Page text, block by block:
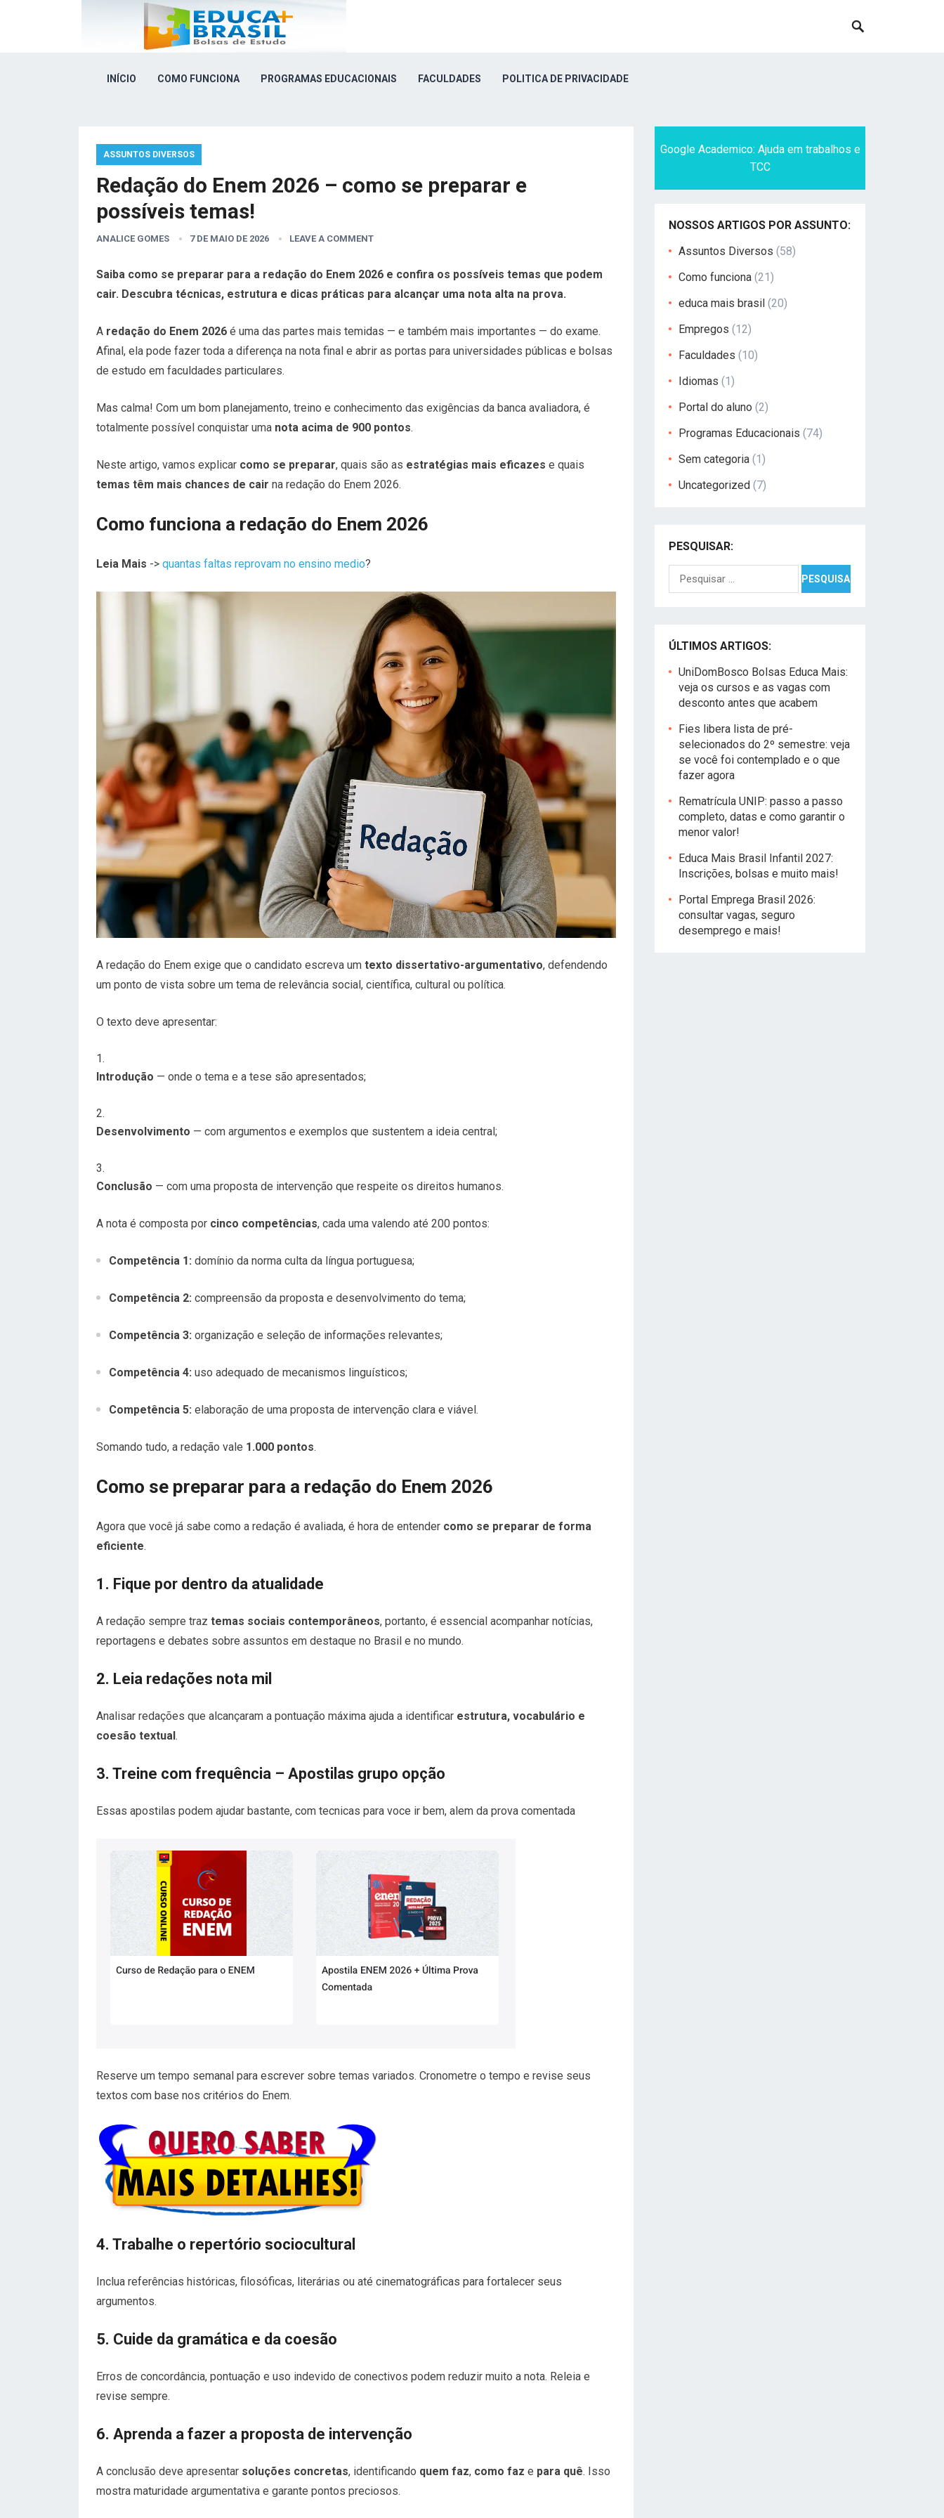
INÍCIO COMO FUNCIONA PROGRAMAS EDUCACIONAIS FACULDADES POLITICA DE PRIVACIDADE
ASSUNTOS DIVERSOS
Redação do Enem 2026 – como se preparar e
possíveis temas!
ANALICE GOMES 7 DE MAIO DE 2026 LEAVE A COMMENT
Saiba como se preparar para a redação do Enem 2026 e confira os possíveis temas que podem
cair. Descubra técnicas, estrutura e dicas práticas para alcançar uma nota alta na prova.
A redação do Enem 2026 é uma das partes mais temidas — e também mais importantes — do exame.
Afinal, ela pode fazer toda a diferença na nota final e abrir as portas para universidades públicas e bolsas
de estudo em faculdades particulares.
Mas calma! Com um bom planejamento, treino e conhecimento das exigências da banca avaliadora, é
totalmente possível conquistar uma nota acima de 900 pontos.
Neste artigo, vamos explicar como se preparar, quais são as estratégias mais eficazes e quais
temas têm mais chances de cair na redação do Enem 2026.
Como funciona a redação do Enem 2026
Leia Mais -> quantas faltas reprovam no ensino medio?
A redação do Enem exige que o candidato escreva um texto dissertativo-argumentativo, defendendo
um ponto de vista sobre um tema de relevância social, científica, cultural ou política.
O texto deve apresentar:
Introdução — onde o tema e a tese são apresentados;
Desenvolvimento — com argumentos e exemplos que sustentem a ideia central;
Conclusão — com uma proposta de intervenção que respeite os direitos humanos.
A nota é composta por cinco competências, cada uma valendo até 200 pontos:
Competência 1: domínio da norma culta da língua portuguesa;
Competência 2: compreensão da proposta e desenvolvimento do tema;
Competência 3: organização e seleção de informações relevantes;
Competência 4: uso adequado de mecanismos linguísticos;
Competência 5: elaboração de uma proposta de intervenção clara e viável.
Somando tudo, a redação vale 1.000 pontos.
Como se preparar para a redação do Enem 2026
Agora que você já sabe como a redação é avaliada, é hora de entender como se preparar de forma
eficiente.
1. Fique por dentro da atualidade
A redação sempre traz temas sociais contemporâneos, portanto, é essencial acompanhar notícias,
reportagens e debates sobre assuntos em destaque no Brasil e no mundo.
2. Leia redações nota mil
Analisar redações que alcançaram a pontuação máxima ajuda a identificar estrutura, vocabulário e
coesão textual .
3. Treine com frequência – Apostilas grupo opção
Essas apostilas podem ajudar bastante, com tecnicas para voce ir bem, alem da prova comentada
Reserve um tempo semanal para escrever sobre temas variados. Cronometre o tempo e revise seus
textos com base nos critérios do Enem.
4. Trabalhe o repertório sociocultural
Inclua referências históricas, filosóficas, literárias ou até cinematográficas para fortalecer seus
argumentos.
5. Cuide da gramática e da coesão
Erros de concordância, pontuação e uso indevido de conectivos podem reduzir muito a nota. Releia e
revise sempre.
6. Aprenda a fazer a proposta de intervenção
A conclusão deve apresentar soluções concretas, identificando quem faz, como faz e para quê. Isso
mostra maturidade argumentativa e garante pontos preciosos.
Google Academico: Ajuda em trabalhos e
TCC
NOSSOS ARTIGOS POR ASSUNTO:
Assuntos Diversos (58)
Como funciona (21)
educa mais brasil (20)
Empregos (12)
Faculdades (10)
Idiomas (1)
Portal do aluno (2)
Programas Educacionais (74)
Sem categoria (1)
Uncategorized (7)
PESQUISAR:
Pesquisar
por:
ÚLTIMOS ARTIGOS:
UniDomBosco Bolsas Educa Mais:
veja os cursos e as vagas com
desconto antes que acabem
Fies libera lista de pré-
selecionados do 2º semestre: veja
se você foi contemplado e o que
fazer agora
Rematrícula UNIP: passo a passo
completo, datas e como garantir o
menor valor!
Educa Mais Brasil Infantil 2027:
Inscrições, bolsas e muito mais!
Portal Emprega Brasil 2026:
consultar vagas, seguro
desemprego e mais!